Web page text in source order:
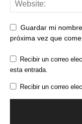
Guardar mi
próxima vez que
Recibir un correo
esta entrada.
Recibir un correo